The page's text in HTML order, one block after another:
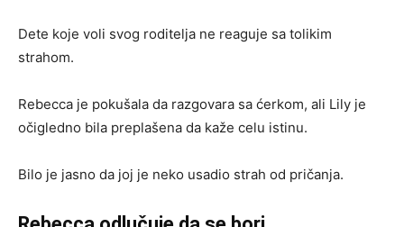
Dete koje voli svog roditelja ne reaguje sa tolikim
strahom.
Rebecca je pokušala da razgovara sa ćerkom, ali Lily je
očigledno bila preplašena da kaže celu istinu.
Bilo je jasno da joj je neko usadio strah od pričanja.